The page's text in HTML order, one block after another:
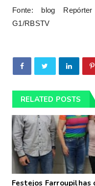
Fonte: blog
G1/RBSTV
RELATED POSTS
Festejos Farroupilhas